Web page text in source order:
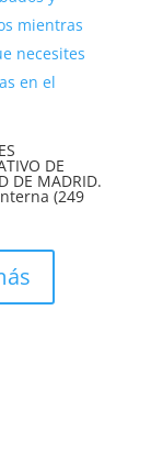
DE
DE MADRID.
(249